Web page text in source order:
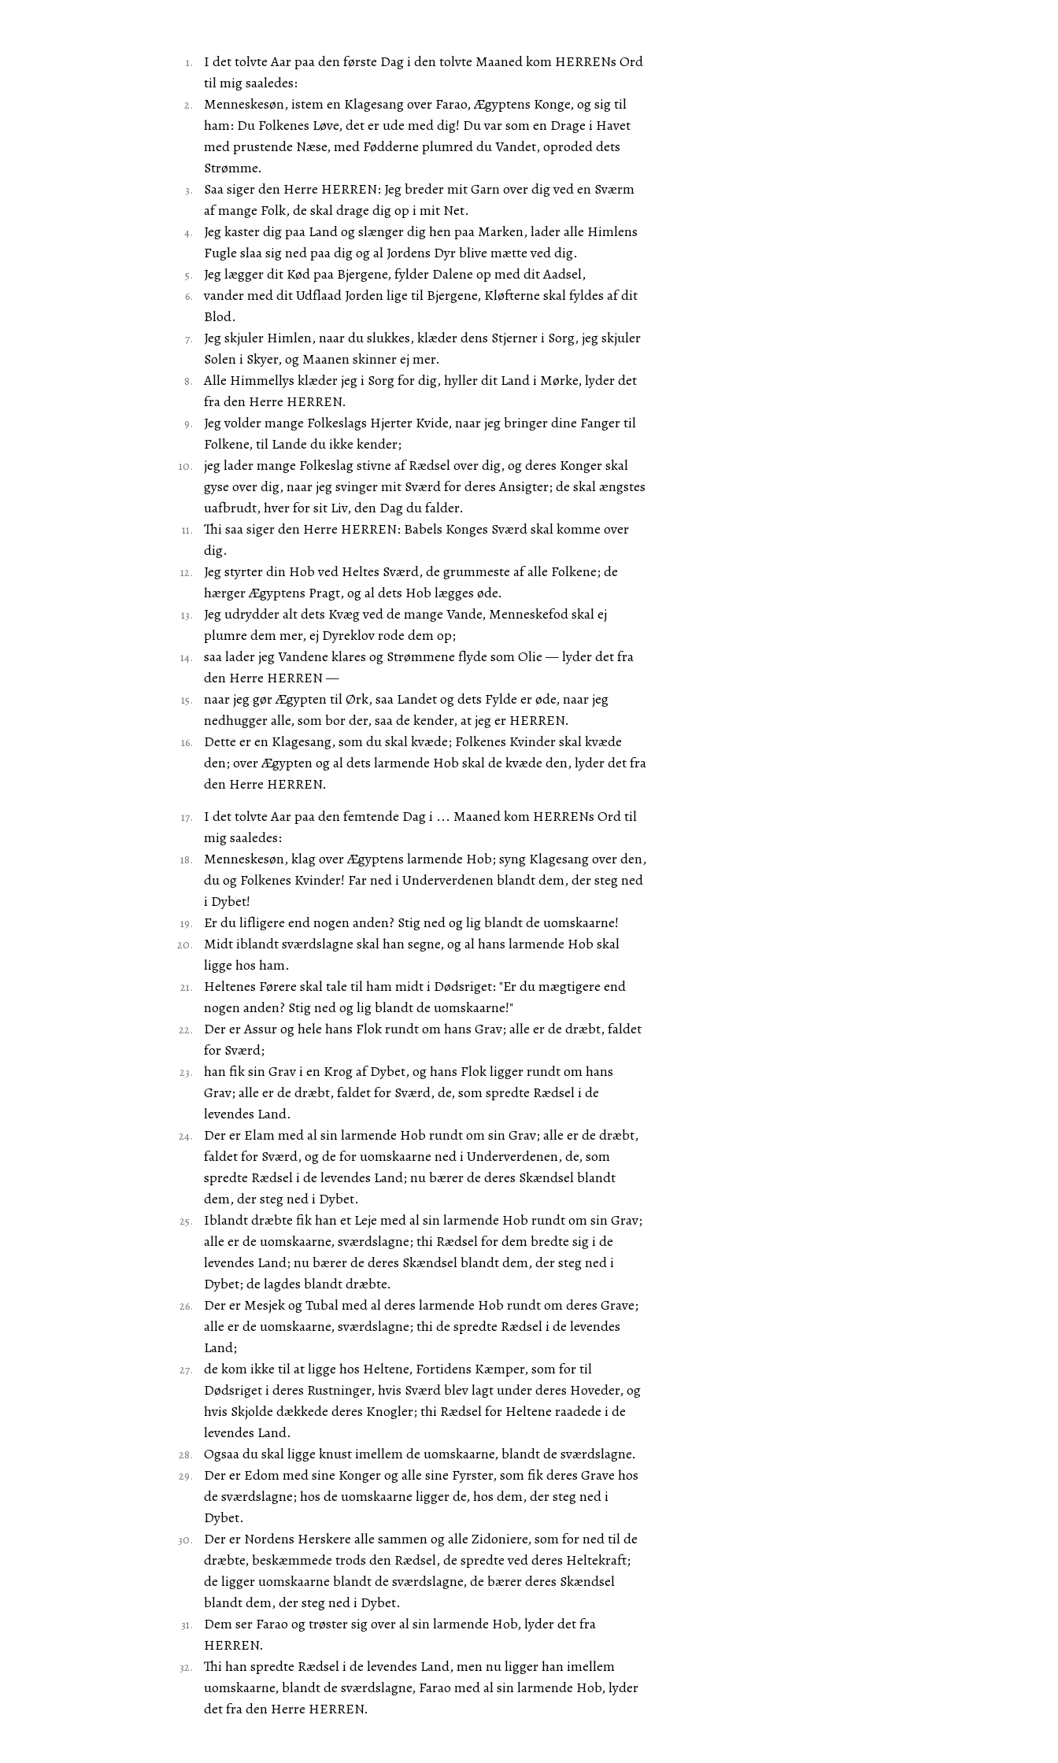
I det tolvte Aar paa den første Dag i den tolvte Maaned kom HERRENs Ord
til mig saaledes:
Menneskesøn, istem en Klagesang over Farao, Ægyptens Konge, og sig til
ham: Du Folkenes Løve, det er ude med dig! Du var som en Drage i Havet
med prustende Næse, med Fødderne plumred du Vandet, oproded dets
Strømme.
Saa siger den Herre HERREN: Jeg breder mit Garn over dig ved en Sværm
af mange Folk, de skal drage dig op i mit Net.
Jeg kaster dig paa Land og slænger dig hen paa Marken, lader alle Himlens
Fugle slaa sig ned paa dig og al Jordens Dyr blive mætte ved dig.
Jeg lægger dit Kød paa Bjergene, fylder Dalene op med dit Aadsel,
vander med dit Udflaad Jorden lige til Bjergene, Kløfterne skal fyldes af dit
Blod.
Jeg skjuler Himlen, naar du slukkes, klæder dens Stjerner i Sorg, jeg skjuler
Solen i Skyer, og Maanen skinner ej mer.
Alle Himmellys klæder jeg i Sorg for dig, hyller dit Land i Mørke, lyder det
fra den Herre HERREN.
Jeg volder mange Folkeslags Hjerter Kvide, naar jeg bringer dine Fanger til
Folkene, til Lande du ikke kender;
jeg lader mange Folkeslag stivne af Rædsel over dig, og deres Konger skal
gyse over dig, naar jeg svinger mit Sværd for deres Ansigter; de skal ængstes
uafbrudt, hver for sit Liv, den Dag du falder.
Thi saa siger den Herre HERREN: Babels Konges Sværd skal komme over
dig.
Jeg styrter din Hob ved Heltes Sværd, de grummeste af alle Folkene; de
hærger Ægyptens Pragt, og al dets Hob lægges øde.
Jeg udrydder alt dets Kvæg ved de mange Vande, Menneskefod skal ej
plumre dem mer, ej Dyreklov rode dem op;
saa lader jeg Vandene klares og Strømmene flyde som Olie — lyder det fra
den Herre HERREN —
naar jeg gør Ægypten til Ørk, saa Landet og dets Fylde er øde, naar jeg
nedhugger alle, som bor der, saa de kender, at jeg er HERREN.
Dette er en Klagesang, som du skal kvæde; Folkenes Kvinder skal kvæde
den; over Ægypten og al dets larmende Hob skal de kvæde den, lyder det fra
den Herre HERREN.
I det tolvte Aar paa den femtende Dag i ... Maaned kom HERRENs Ord til
mig saaledes:
Menneskesøn, klag over Ægyptens larmende Hob; syng Klagesang over den,
du og Folkenes Kvinder! Far ned i Underverdenen blandt dem, der steg ned
i Dybet!
Er du lifligere end nogen anden? Stig ned og lig blandt de uomskaarne!
Midt iblandt sværdslagne skal han segne, og al hans larmende Hob skal
ligge hos ham.
Heltenes Førere skal tale til ham midt i Dødsriget: "Er du mægtigere end
nogen anden? Stig ned og lig blandt de uomskaarne!"
Der er Assur og hele hans Flok rundt om hans Grav; alle er de dræbt, faldet
for Sværd;
han fik sin Grav i en Krog af Dybet, og hans Flok ligger rundt om hans
Grav; alle er de dræbt, faldet for Sværd, de, som spredte Rædsel i de
levendes Land.
Der er Elam med al sin larmende Hob rundt om sin Grav; alle er de dræbt,
faldet for Sværd, og de for uomskaarne ned i Underverdenen, de, som
spredte Rædsel i de levendes Land; nu bærer de deres Skændsel blandt
dem, der steg ned i Dybet.
Iblandt dræbte fik han et Leje med al sin larmende Hob rundt om sin Grav;
alle er de uomskaarne, sværdslagne; thi Rædsel for dem bredte sig i de
levendes Land; nu bærer de deres Skændsel blandt dem, der steg ned i
Dybet; de lagdes blandt dræbte.
Der er Mesjek og Tubal med al deres larmende Hob rundt om deres Grave;
alle er de uomskaarne, sværdslagne; thi de spredte Rædsel i de levendes
Land;
de kom ikke til at ligge hos Heltene, Fortidens Kæmper, som for til
Dødsriget i deres Rustninger, hvis Sværd blev lagt under deres Hoveder, og
hvis Skjolde dækkede deres Knogler; thi Rædsel for Heltene raadede i de
levendes Land.
Ogsaa du skal ligge knust imellem de uomskaarne, blandt de sværdslagne.
Der er Edom med sine Konger og alle sine Fyrster, som fik deres Grave hos
de sværdslagne; hos de uomskaarne ligger de, hos dem, der steg ned i
Dybet.
Der er Nordens Herskere alle sammen og alle Zidoniere, som for ned til de
dræbte, beskæmmede trods den Rædsel, de spredte ved deres Heltekraft;
de ligger uomskaarne blandt de sværdslagne, de bærer deres Skændsel
blandt dem, der steg ned i Dybet.
Dem ser Farao og trøster sig over al sin larmende Hob, lyder det fra
HERREN.
Thi han spredte Rædsel i de levendes Land, men nu ligger han imellem
uomskaarne, blandt de sværdslagne, Farao med al sin larmende Hob, lyder
det fra den Herre HERREN.